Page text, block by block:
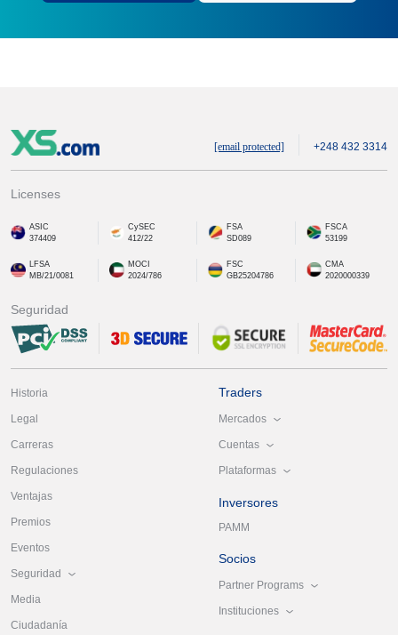
[email protected] +248 432 3314
Licenses
ASIC
374409
CySEC
412/22
FSA
SD089
FSCA
53199
LFSA
MB/21/0081
MOCI
2024/786
FSC
GB25204786
CMA
2020000339
Seguridad
Historia
Legal
Carreras
Regulaciones
Ventajas
Premios
Eventos
Seguridad
Media
Ciudadanía
Traders
Mercados
Cuentas
Plataformas
Inversores
PAMM
Socios
Partner Programs
Instituciones